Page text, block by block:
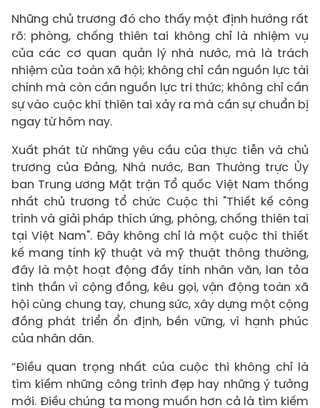
Những chủ trương đó cho thấy một định hướng rất
rõ: phòng, chống thiên tai không chỉ là nhiệm vụ
của các cơ quan quản lý nhà nước, mà là trách
nhiệm của toàn xã hội; không chỉ cần nguồn lực tài
chính mà còn cần nguồn lực tri thức; không chỉ cần
sự vào cuộc khi thiên tai xảy ra mà cần sự chuẩn bị
ngay từ hôm nay.
Xuất phát từ những yêu cầu của thực tiễn và chủ
trương của Đảng, Nhà nước, Ban Thường trực Ủy
ban Trung ương Mặt trận Tổ quốc Việt Nam thống
nhất chủ trương tổ chức Cuộc thi "Thiết kế công
trình và giải pháp thích ứng, phòng, chống thiên tai
tại Việt Nam". Đây không chỉ là một cuộc thi thiết
kế mang tính kỹ thuật và mỹ thuật thông thường,
đây là một hoạt động đầy tính nhân văn, lan tỏa
tinh thần vì cộng đồng, kêu gọi, vận động toàn xã
hội cùng chung tay, chung sức, xây dựng một cộng
đồng phát triển ổn định, bền vững, vì hạnh phúc
của nhân dân.
“Điều quan trọng nhất của cuộc thi không chỉ là
tìm kiếm những công trình đẹp hay những ý tưởng
mới. Điều chúng ta mong muốn hơn cả là tìm kiếm